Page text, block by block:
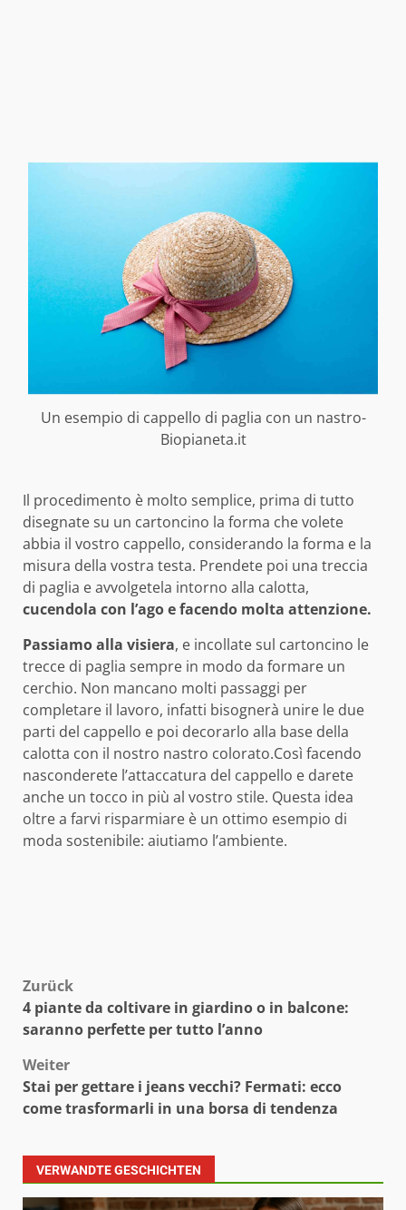
Un esempio di cappello di paglia con un nastro-
Biopianeta.it
Il procedimento è molto semplice, prima di tutto
disegnate su un cartoncino la forma che volete
abbia il vostro cappello, considerando la forma e la
misura della vostra testa. Prendete poi una treccia
di paglia e avvolgetela intorno alla calotta,
cucendola con l’ago e facendo molta attenzione.
Passiamo alla visiera, e incollate sul cartoncino le
trecce di paglia sempre in modo da formare un
cerchio. Non mancano molti passaggi per
completare il lavoro, infatti bisognerà unire le due
parti del cappello e poi decorarlo alla base della
calotta con il nostro nastro colorato.Così facendo
nasconderete l’attaccatura del cappello e darete
anche un tocco in più al vostro stile. Questa idea
oltre a farvi risparmiare è un ottimo esempio di
moda sostenibile: aiutiamo l’ambiente.
Beitragsnavigation
Zurück
4 piante da coltivare in giardino o in balcone:
saranno perfette per tutto l’anno
Weiter
Stai per gettare i jeans vecchi? Fermati: ecco
come trasformarli in una borsa di tendenza
VERWANDTE GESCHICHTEN